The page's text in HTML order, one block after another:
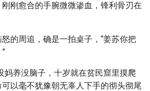
刚愈合的手腕微微渗血，锋利骨刃在
的周追，确是一拍桌子，“姜苏你把
妈养没脑子，十岁就在贫民窟里摸爬
以毫不犹豫朝无辜人下手的彻头彻尾